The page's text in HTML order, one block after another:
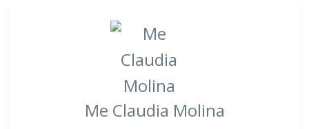
Me Claudia Molina